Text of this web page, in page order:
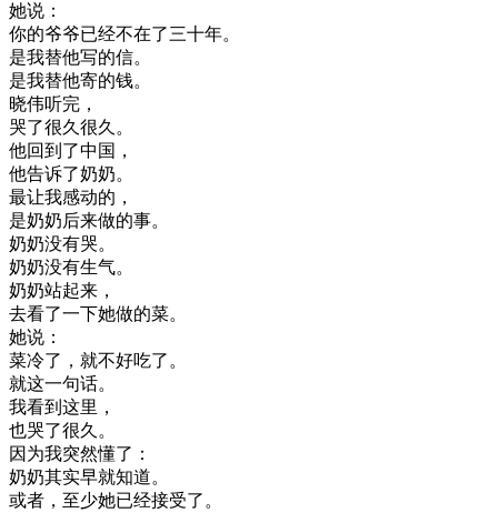
她说 ：
你的爷爷已经不在了三十年。
是我替他写的信。
是我替他寄的钱。
晓伟听完 ，
哭了很久很久。
他回到 了中国 ，
他告诉了奶奶。
最让我感动的 ，
是奶奶后来做的事。
奶奶没有哭。
奶奶没有生气。
奶奶站起来 ，
去看了一下她做的菜。
她说 ：
菜冷了 ， 就不好吃了。
就这一句话。
我看到 这里 ，
也哭了很久。
因为我突然懂了 ：
奶奶其实早就知道。
或者 ， 至少她已经接受了。